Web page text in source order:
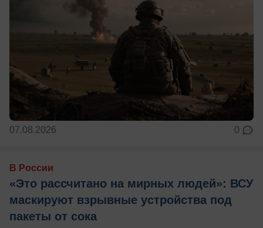
07.08.2026 0
В России
«Это рассчитано на мирных людей»: ВСУ
маскируют взрывные устройства под
пакеты от сока